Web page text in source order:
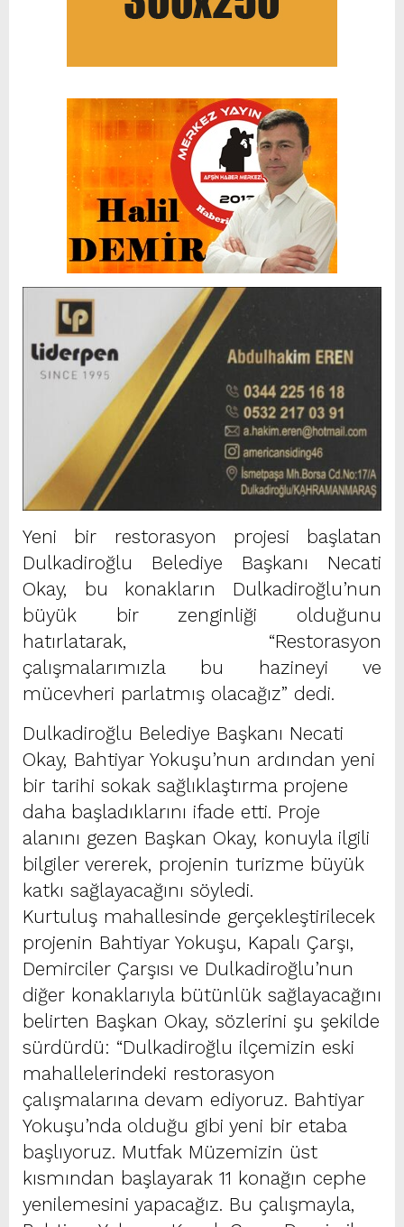
Yeni bir restorasyon projesi başlatan
Dulkadiroğlu Belediye Başkanı Necati
Okay, bu konakların Dulkadiroğlu’nun
büyük bir zenginliği olduğunu
hatırlatarak, “Restorasyon
çalışmalarımızla bu hazineyi ve
mücevheri parlatmış olacağız” dedi.
Dulkadiroğlu Belediye Başkanı Necati
Okay, Bahtiyar Yokuşu’nun ardından yeni
bir tarihi sokak sağlıklaştırma projene
daha başladıklarını ifade etti. Proje
alanını gezen Başkan Okay, konuyla ilgili
bilgiler vererek, projenin turizme büyük
katkı sağlayacağını söyledi.
Kurtuluş mahallesinde gerçekleştirilecek
projenin Bahtiyar Yokuşu, Kapalı Çarşı,
Demirciler Çarşısı ve Dulkadiroğlu’nun
diğer konaklarıyla bütünlük sağlayacağını
belirten Başkan Okay, sözlerini şu şekilde
sürdürdü: “Dulkadiroğlu ilçemizin eski
mahallelerindeki restorasyon
çalışmalarına devam ediyoruz. Bahtiyar
Yokuşu’nda olduğu gibi yeni bir etaba
başlıyoruz. Mutfak Müzemizin üst
kısmından başlayarak 11 konağın cephe
yenilemesini yapacağız. Bu çalışmayla,